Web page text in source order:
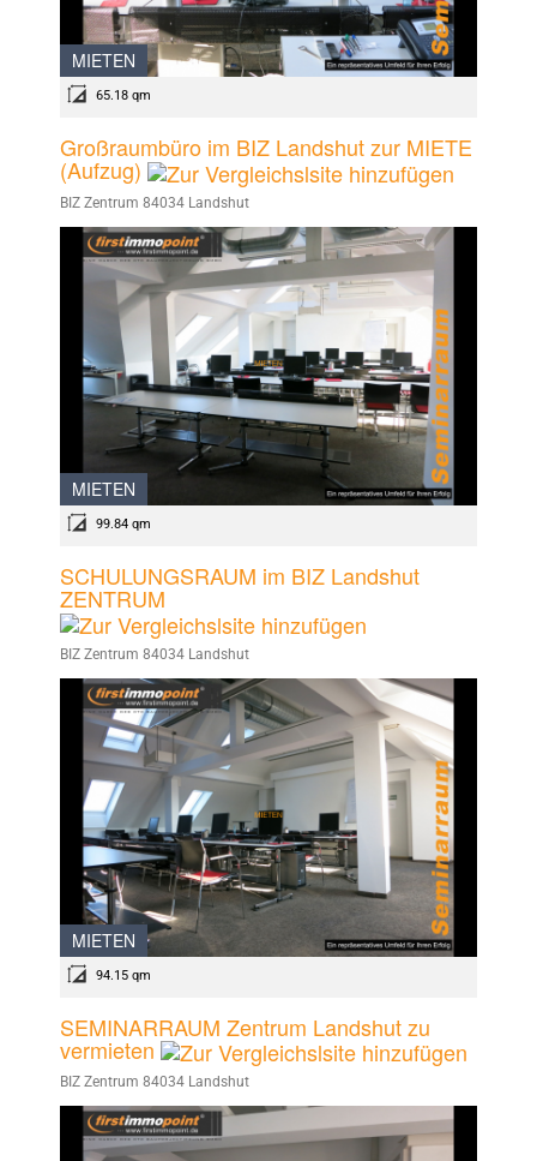
MIETEN
65.18 qm
Großraumbüro im BIZ Landshut zur MIETE
(Aufzug)
BIZ Zentrum 84034 Landshut
MIETEN
99.84 qm
SCHULUNGSRAUM im BIZ Landshut
ZENTRUM
BIZ Zentrum 84034 Landshut
MIETEN
94.15 qm
SEMINARRAUM Zentrum Landshut zu
vermieten
BIZ Zentrum 84034 Landshut